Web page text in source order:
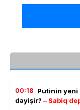
00:18 Putinin yeni
dəyişir? – Sabiq